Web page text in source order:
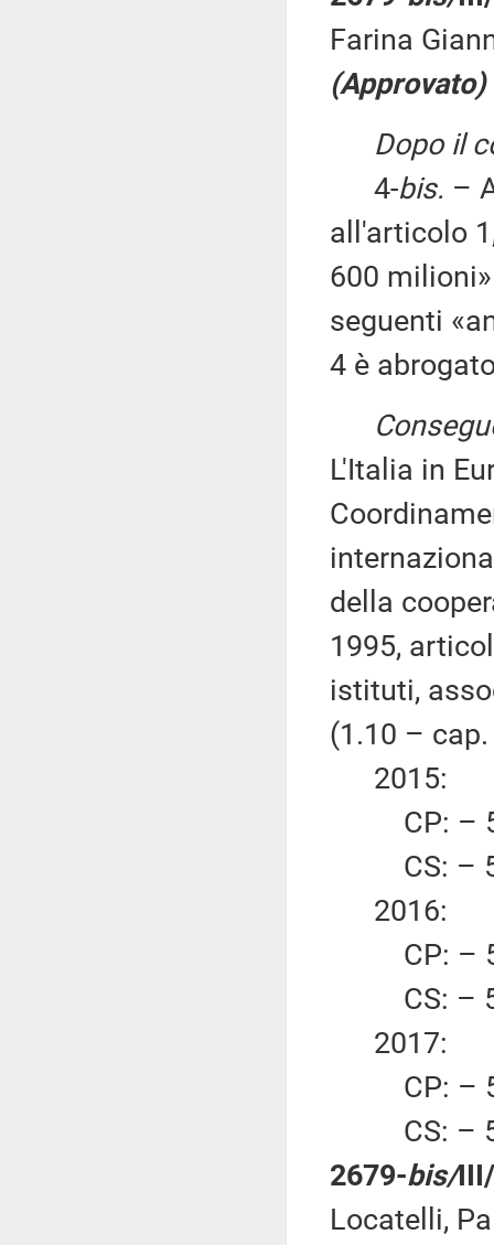
Farina
(Approvato)
Dopo il
4-bis. –
all'articolo
600
seguenti
4 è
L'Italia in
della
1995,
istituti,
(1.10 –
2015:
CP: –
CS: –
2016:
CP: –
CS: –
2017:
CP: –
CS: –
2679-bis/
Locatelli,